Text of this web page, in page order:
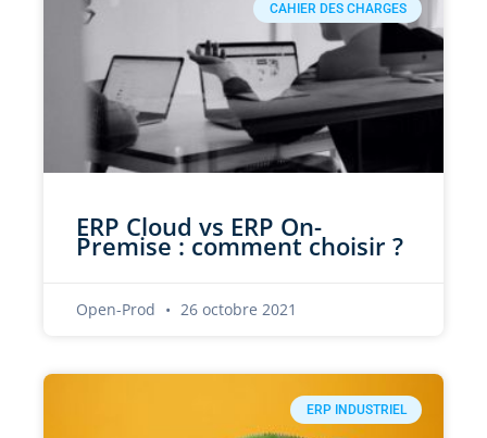
CAHIER DES CHARGES
ERP Cloud vs ERP On-
Premise : comment choisir ?
Open-Prod 26 octobre 2021
ERP INDUSTRIEL